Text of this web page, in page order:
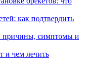
как подтвердить
причины, симптомы и
и чем лечить